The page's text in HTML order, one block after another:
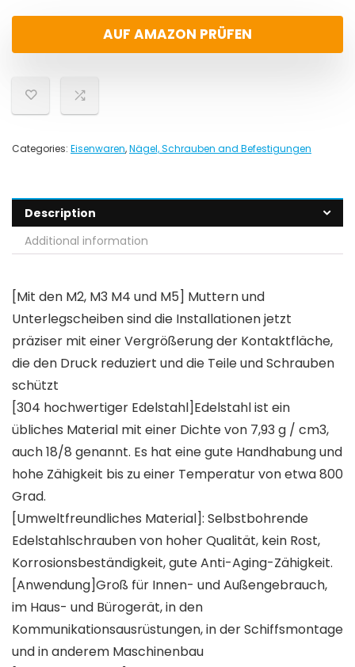
AUF AMAZON PRÜFEN
Categories: Eisenwaren,Nägel, Schrauben and Befestigungen
Description
Additional information
[Mit den M2, M3 M4 und M5] Muttern und
Unterlegscheiben sind die Installationen jetzt
präziser mit einer Vergrößerung der Kontaktfläche,
die den Druck reduziert und die Teile und Schrauben
schützt
[304 hochwertiger Edelstahl]Edelstahl ist ein
übliches Material mit einer Dichte von 7,93 g / cm3,
auch 18/8 genannt. Es hat eine gute Handhabung und
hohe Zähigkeit bis zu einer Temperatur von etwa 800
Grad.
[Umweltfreundliches Material]: Selbstbohrende
Edelstahlschrauben von hoher Qualität, kein Rost,
Korrosionsbeständigkeit, gute Anti-Aging-Zähigkeit.
[Anwendung]Groß für Innen- und Außengebrauch,
im Haus- und Bürogerät, in den
Kommunikationsausrüstungen, in der Schiffsmontage
und in anderem Maschinenbau